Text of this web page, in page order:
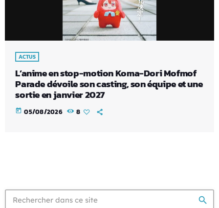
ACTUS
L’anime en stop-motion Koma-Dori Mofmof
Parade dévoile son casting, son équipe et une
sortie en janvier 2027
today 05/08/2026 8
search